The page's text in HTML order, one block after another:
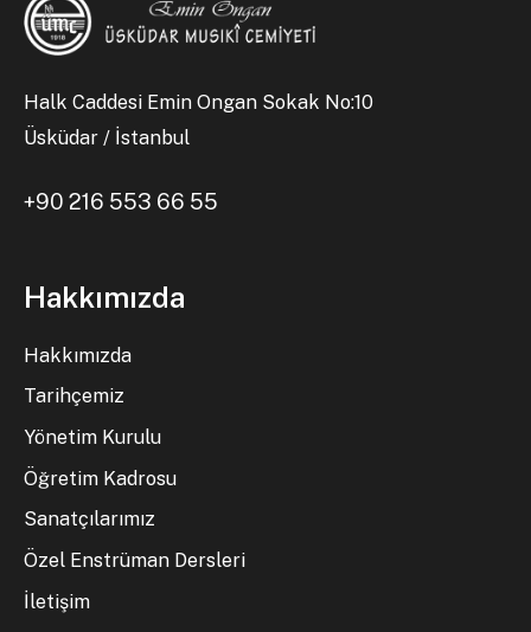
Halk Caddesi Emin Ongan Sokak No:10
Üsküdar / İstanbul
+90 216 553 66 55
Hakkımızda
Hakkımızda
Tarihçemiz
Yönetim Kurulu
Öğretim Kadrosu
Sanatçılarımız
Özel Enstrüman Dersleri
İletişim